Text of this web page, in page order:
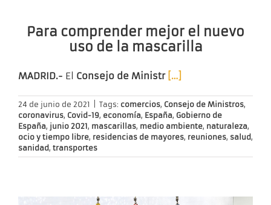
Para comprender mejor el nuevo
uso de la mascarilla
MADRID.- El Consejo de Ministr […]
24 de junio de 2021 Tags: comercios, Consejo de Ministros,
coronavirus, Covid-19, economía, España, Gobierno de
España, junio 2021, mascarillas, medio ambiente, naturaleza,
ocio y tiempo libre, residencias de mayores, reuniones, salud,
sanidad, transportes